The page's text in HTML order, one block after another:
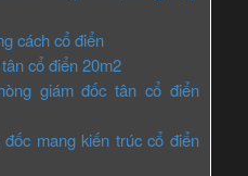
cách cổ điển
cổ điển 20m2
giám đốc tân cổ điển
mang kiến trúc cổ điển